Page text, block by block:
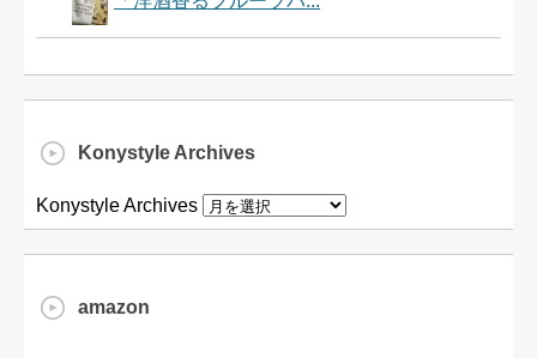
Konystyle Archives
Konystyle Archives
amazon